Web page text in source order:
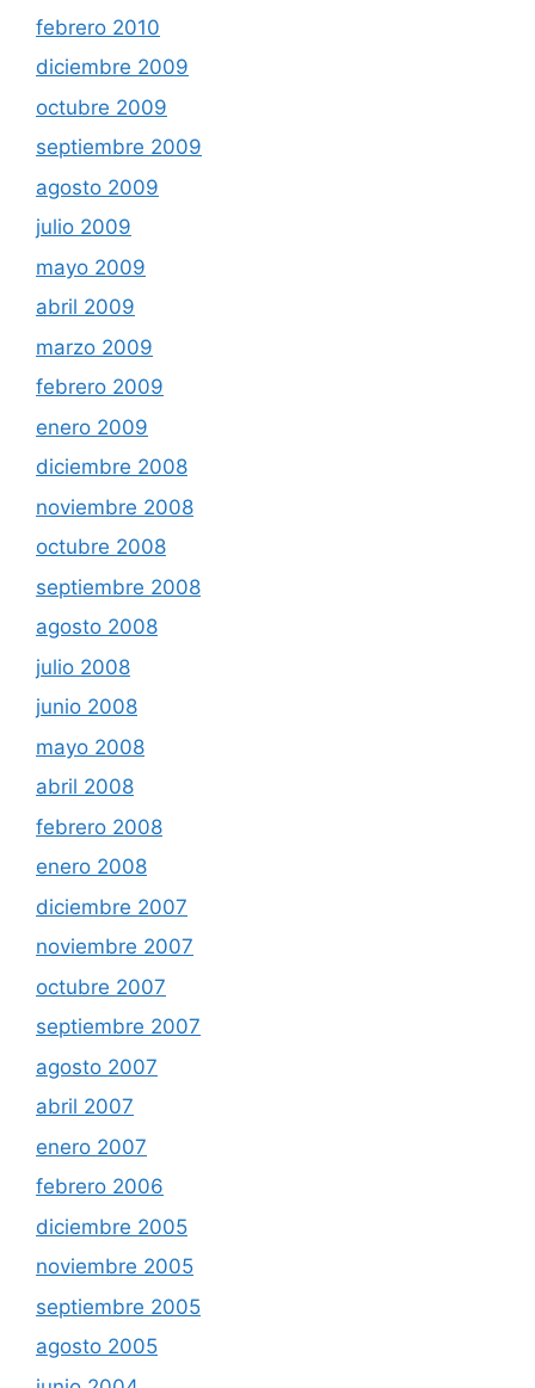
febrero 2010
diciembre 2009
octubre 2009
septiembre 2009
agosto 2009
julio 2009
mayo 2009
abril 2009
marzo 2009
febrero 2009
enero 2009
diciembre 2008
noviembre 2008
octubre 2008
septiembre 2008
agosto 2008
julio 2008
junio 2008
mayo 2008
abril 2008
febrero 2008
enero 2008
diciembre 2007
noviembre 2007
octubre 2007
septiembre 2007
agosto 2007
abril 2007
enero 2007
febrero 2006
diciembre 2005
noviembre 2005
septiembre 2005
agosto 2005